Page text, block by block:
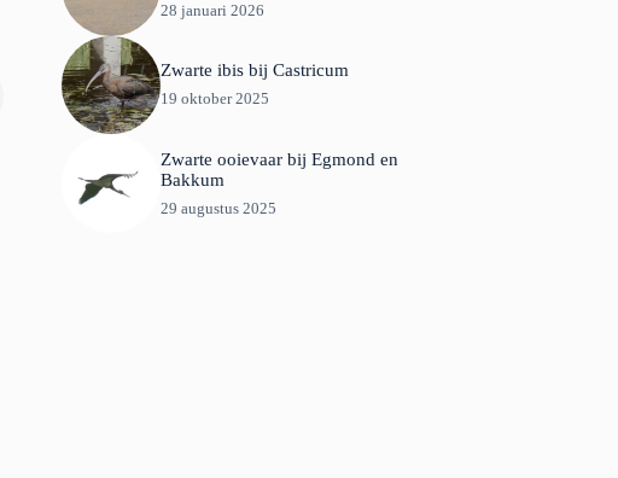
28 januari 2026
Zwarte ibis bij Castricum
19 oktober 2025
Zwarte ooievaar bij Egmond en
Bakkum
29 augustus 2025